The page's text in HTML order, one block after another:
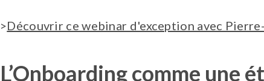
>Découvrir ce webinar d'exception avec
L’Onboarding comme une